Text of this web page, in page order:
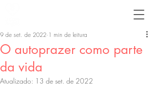
O autoprazer como parte
da vida
9 de set. de 2022 1 min de leitura
Atualizado: 13 de set. de 2022